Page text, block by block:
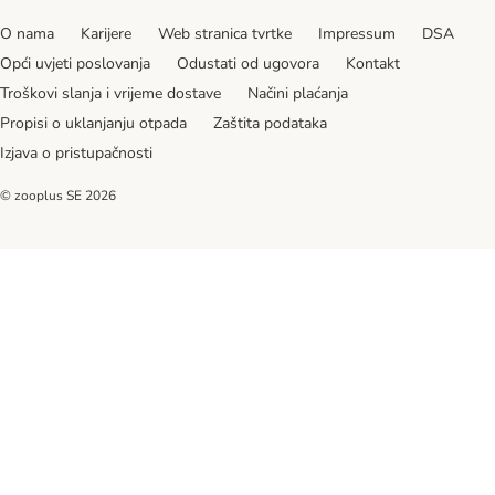
O nama Karijere Web stranica tvrtke Impressum
DSA
Opći uvjeti poslovanja
Odustati od ugovora
Kontakt
Troškovi slanja i vrijeme dostave
Načini plaćanja
Propisi o uklanjanju otpada
Zaštita podataka
Izjava o pristupačnosti
© zooplus SE 2026